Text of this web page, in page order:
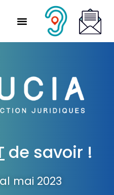
de savoir !
mai 2023